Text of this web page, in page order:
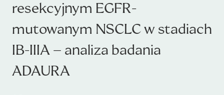
resekcyjnym EGFR-
mutowanym NSCLC w stadiach
IB-IIIA – analiza badania
ADAURA